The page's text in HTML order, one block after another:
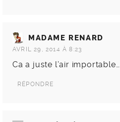
MADAME RENARD
AVRIL 29, 2014 À 8:23
Ca a juste l’air importable…
RÉPONDRE